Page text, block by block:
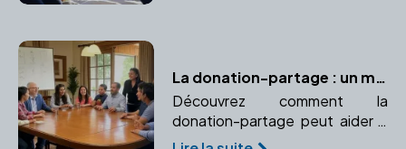
proches.
La donation-partage : un moyen efficace d'éviter les conflits familiaux
Découvrez comment la
donation-partage peut aider à
assurer une transmission